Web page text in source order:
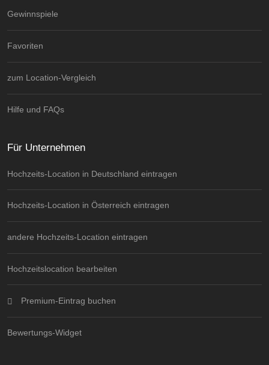
Gewinnspiele
Favoriten
zum Location-Vergleich
Hilfe und FAQs
Für Unternehmen
Hochzeits-Location in Deutschland eintragen
Hochzeits-Location in Österreich eintragen
andere Hochzeits-Location eintragen
Hochzeitslocation bearbeiten
Premium-Eintrag buchen
Bewertungs-Widget